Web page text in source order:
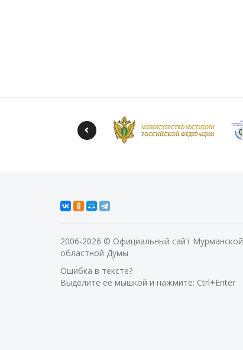
2006-2026 © Официальный сайт Мурманской
областной Думы
Ошибка в тексте?
Выделите ее мышкой и нажмите: Ctrl+Enter